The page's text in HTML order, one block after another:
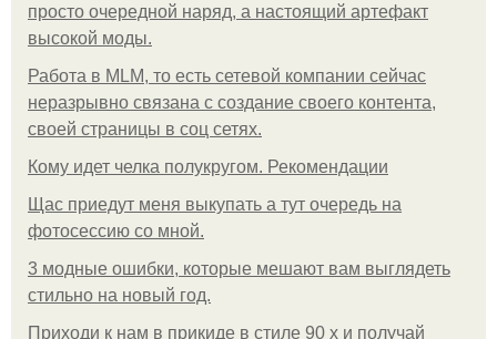
просто очередной наряд, а настоящий артефакт
высокой моды.
Работа в MLM, то есть сетевой компании сейчас
неразрывно связана с создание своего контента,
своей страницы в соц сетях.
Кому идет челка полукругом. Рекомендации
Щас приедут меня выкупать а тут очередь на
фотосессию со мной.
3 модные ошибки, которые мешают вам выглядеть
стильно на новый год.
Приходи к нам в прикиде в стиле 90 х и получай